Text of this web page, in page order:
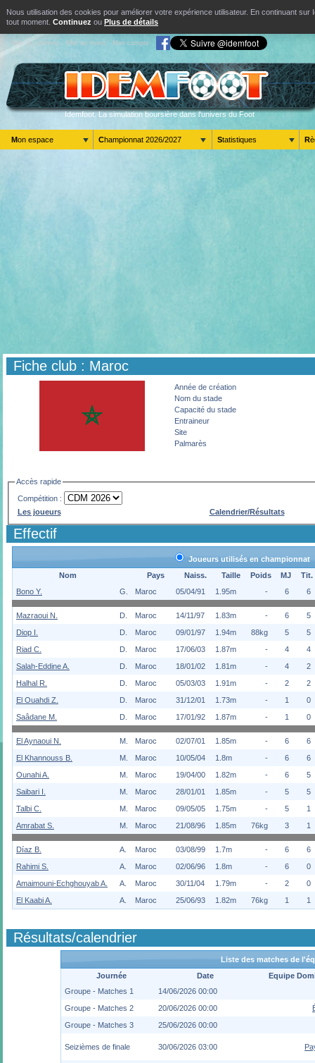
Nous utilisation des cookies pour améliorer votre expérience utilisateur. En continuant
tout moment. Continuez ou Plus de détails
Aller au contenu Aller au menu Mon compte
Idemfoot. La simulation boursière dans l'univers du Foot
Mon espace Championnat 2026/2027 Statistiques
Fiche club : Maroc
Année de création
Nom du stade
Capacité du stade
Entraineur
Site
Palmarès
Accès rapide
Compétition :
Les joueurs
Calendrier/Résultats
Effectif
Joueurs utilisés en championnat
Nom
Pays Naiss. Taille Poids MJ
Tit.
Bono Y.
G. Maroc 05/04/91 1.95m - 6 6
Mazraoui N. D. Maroc 14/11/97 1.83m - 6
5
Diop I.
D. Maroc 09/01/97 1.94m 88kg 5
5
Riad C.
D. Maroc 17/06/03 1.87m - 4
4
Salah-Eddine A.
D. Maroc 18/01/02 1.81m - 4
2
Halhal R.
D. Maroc 05/03/03 1.91m - 2
2
El Ouahdi Z.
D. Maroc 31/12/01 1.73m - 1
0
Saâdane M.
D. Maroc 17/01/92 1.87m - 1 0
El Aynaoui N. M. Maroc 02/07/01 1.85m - 6
6
El Khannouss B.
M. Maroc 10/05/04 1.8m - 6
6
Ounahi A.
M. Maroc 19/04/00 1.82m - 6
5
Saibari I.
M. Maroc 28/01/01 1.85m - 5
5
Talbi C.
M. Maroc 09/05/05 1.75m - 5
1
Amrabat S.
M. Maroc 21/08/96 1.85m 76kg 3 1
Díaz B. A. Maroc 03/08/99 1.7m - 6
6
Rahimi S.
A. Maroc 02/06/96 1.8m - 6
0
Amaimouni-Echghouyab A.
A. Maroc 30/11/04 1.79m - 2
0
El Kaabi A.
A. Maroc 25/06/93 1.82m 76kg 1 1
Résultats/calendrier
Liste des matches de
Journée
Date
Equipe
Groupe - Matches 1
14/06/2026 00:00
Groupe - Matches 2
20/06/2026 00:00
Groupe - Matches 3
25/06/2026 00:00
Seizièmes de finale 30/06/2026 03:00